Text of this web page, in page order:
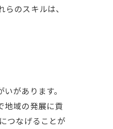
のスキルは、
があります。
地域の発展に貢
つなげることが